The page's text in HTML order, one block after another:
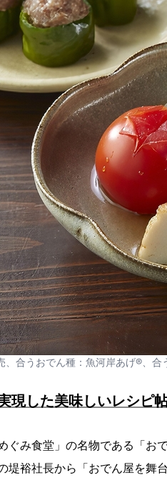
、合うおでん種：魚河岸あげ®、
現した美味しいレシピ
ぐみ食堂」の名物である「
堤裕社長から「おでん屋を舞